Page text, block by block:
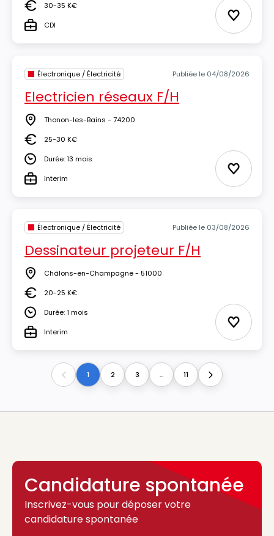
Salaire30-35 K€
TypeCDI Ajouter
Électronique / Électricité Publiée le 04/08/2026
Electricien réseaux F/H
Lieu Thonon-les-Bains - 74200
Salaire25-30 K€
DuréeDurée: 13 mois
TypeInterim Ajouter
Électronique / Électricité Publiée le 03/08/2026
Dessinateur projeteur F/H
Lieu Châlons-en-Champagne - 51000
Salaire20-25 K€
DuréeDurée: 1 mois
TypeInterim Ajouter
Previous1 2 3 ... 11 Next
Candidature spontanée
Inscrivez-vous pour déposer votre
candidature spontanée